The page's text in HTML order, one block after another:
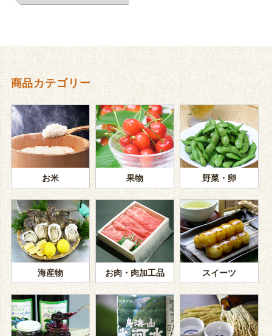
商品カテゴリー
お米 果物 野菜・卵
海産物 お肉・肉加工品 スイーツ